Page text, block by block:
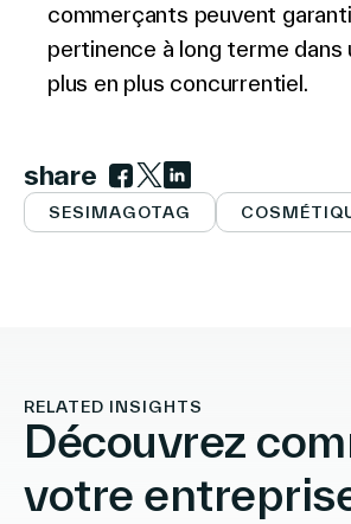
commerçants peuvent
pertinence à long terme dans
plus en plus concurrentiel.
share
Link to facebook
Link to twitter
Link to linkedin
SESIMAGOTAG
RELATED INSIGHTS
Découvrez
votre